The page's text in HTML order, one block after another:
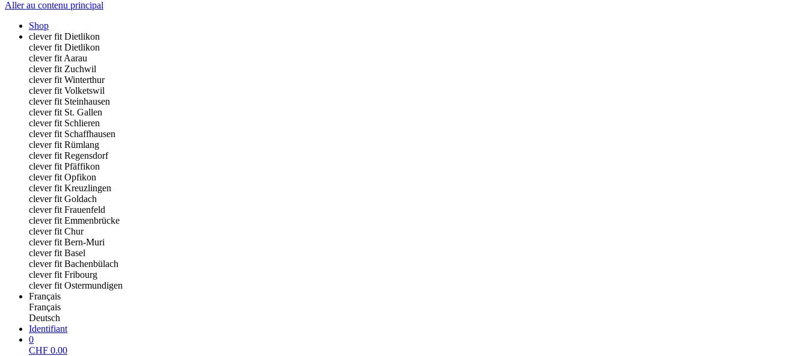
Aller au contenu principal
Shop
clever fit Dietlikon
clever fit Dietlikon
clever fit Aarau
clever fit Zuchwil
clever fit Winterthur
clever fit Volketswil
clever fit Steinhausen
clever fit St. Gallen
clever fit Schlieren
clever fit Schaffhausen
clever fit Rümlang
clever fit Regensdorf
clever fit Pfäffikon
clever fit Opfikon
clever fit Kreuzlingen
clever fit Goldach
clever fit Frauenfeld
clever fit Emmenbrücke
clever fit Chur
clever fit Bern-Muri
clever fit Basel
clever fit Bachenbülach
clever fit Fribourg
clever fit Ostermundigen
Français
Français
Deutsch
Identifiant
0
CHF 0.00